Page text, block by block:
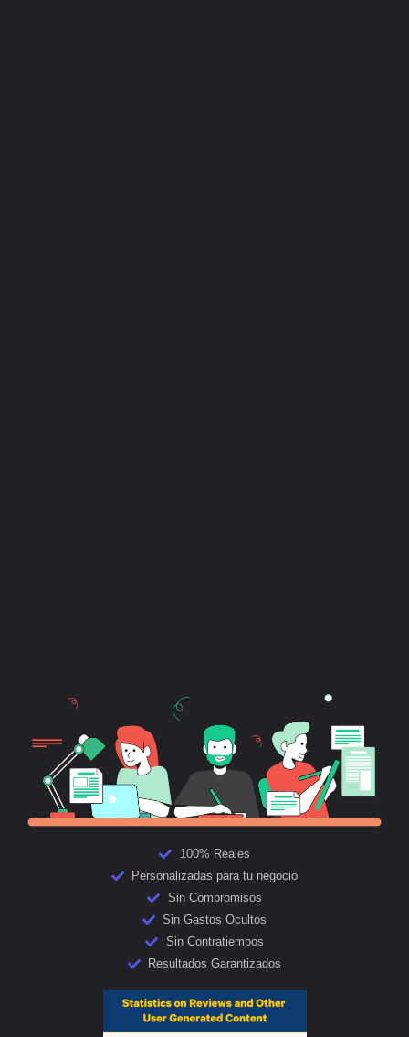
100% Reales
Personalizadas para tu negocio
Sin Compromisos
Sin Gastos Ocultos
Sin Contratiempos
Resultados Garantizados